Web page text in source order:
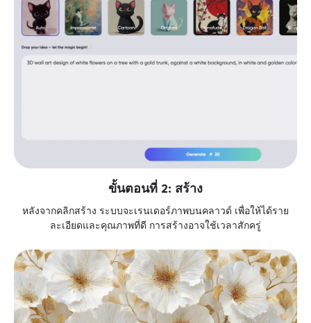
ขั้นตอนที่ 2: สร้าง
หลังจากคลิกสร้าง ระบบจะเรนเดอร์ภาพบนคลาวด์ เพื่อให้ได้ราย
ละเอียดและคุณภาพที่ดี การสร้างอาจใช้เวลาสักครู่